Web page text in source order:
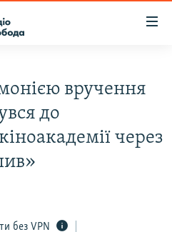
вручення
до
через
без VPN